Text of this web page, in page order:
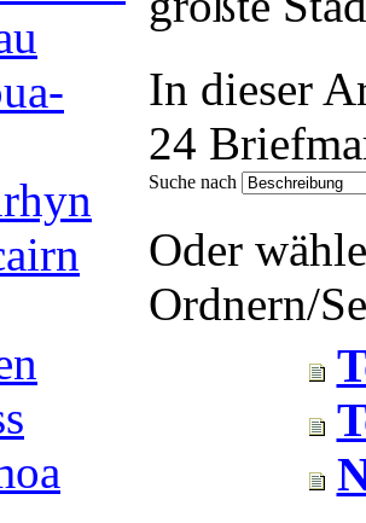
In dieser
24
Suche nach
Oder
Ordnern/